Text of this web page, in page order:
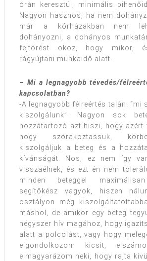
órán keresztül, minimális
Nagyon hasznos, ha nem
már a kórházakban nem
dohányozni, a dohányos
fejtörést okoz, hogy mikor,
rágyújtani munkaidő alatt.
– Mi a legnagyobb tévedés/
kapcsolatban?
-A legnagyobb félreértés talán: “mi
kiszolgálunk”. Nagyon sok
hozzátartozó azt hiszi, hogy azért
hogy szórakoztassuk,
kiszolgáljuk a beteg és a
kívánságát. Nos, ez nem így
visszaélnek, és ezt én nem
minden beteggel
segítőkész vagyok, hiszen
osztályon még
máshol, de amikor egy beteg
négyszer hív magához, hogy
alatt a polcolást, vagy hogy
elgondolkozom kicsit,
elmagyarázom neki, hogy rajta